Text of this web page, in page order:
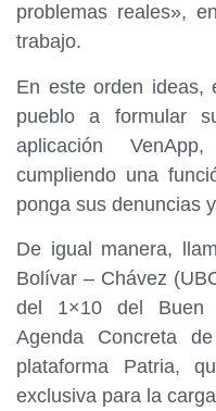
problemas reales»,
trabajo.
En este orden ideas,
pueblo a formular
aplicación
cumpliendo una
ponga sus denuncias
De igual manera,
Bolívar – Chávez
del 1×10 del Buen
Agenda Concreta
plataforma Patria,
exclusiva para la